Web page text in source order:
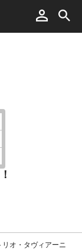
オ・タヴィアーニ